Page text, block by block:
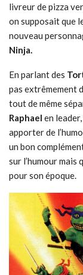
livreur de pizza
on supposait que
nouveau
Ninja.
En parlant des
pas extrêmement
tout de même
Raphael en
apporter de
un bon
sur l’humour
pour son époque.